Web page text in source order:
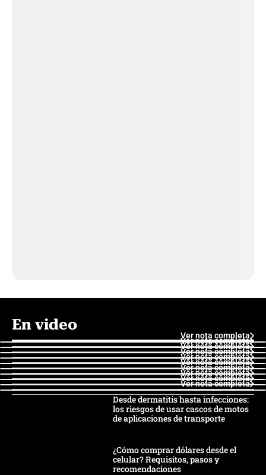
En video
Ver nota completa
Ver nota completa
Ver nota completa
Ver nota completa
Ver nota completa
Ver nota completa
Ver nota completa
Ver nota completa
Ver nota completa
Ver nota completa
Desde dermatitis hasta infecciones:
los riesgos de usar cascos de motos
de aplicaciones de transporte
¿Cómo comprar dólares desde el
celular? Requisitos, pasos y
recomendaciones